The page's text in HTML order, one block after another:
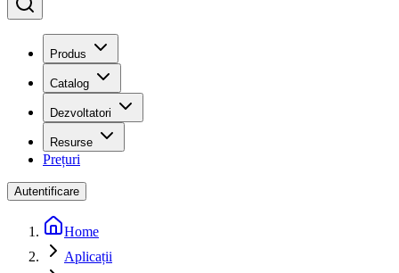
Produs
Catalog
Dezvoltatori
Resurse
Prețuri
Autentificare
Home
Aplicații